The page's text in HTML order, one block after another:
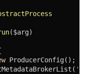
($arg)
ProducerConfig();